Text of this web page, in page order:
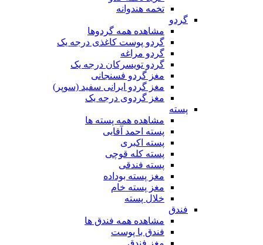
تخمه هندوانه
گردو
مشاهده همه گردوها
گردو پوست کاغذی درجه یک
گردو مراغه
گردو تویسرکان درجه یک
مغز گردو فسنجانی
مغز گردو ایرانی سفید (سوپر)
مغز گردوی درجه یک
پسته
مشاهده همه پسته ها
پسته احمد آقایی
پسته اکبری
پسته کله قوچی
پسته فندقی
مغز پسته بوداده
مغز پسته خام
خلال پسته
فندق
مشاهده همه فندق ها
فندق با پوست
مغز فندق